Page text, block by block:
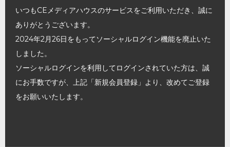
いつもCEメディアハウスのサービスをご利用いただき、誠に
ありがとうございます。
2024年2月26日をもってソーシャルログイン機能を廃止いた
しました。
ソーシャルログインを利用してログインされていた方は、誠
にお手数ですが、上記「新規会員登録」より、改めてご登録
をお願いいたします。